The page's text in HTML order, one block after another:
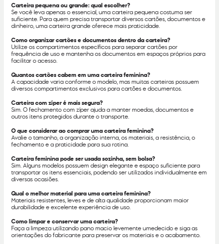
Carteira pequena ou grande: qual escolher?
Se você leva apenas o essencial, uma carteira pequena costuma ser
suficiente. Para quem precisa transportar diversos cartões, documentos e
dinheiro, uma carteira grande oferece mais praticidade.
Como organizar cartões e documentos dentro da carteira?
Utilize os compartimentos específicos para separar cartões por
frequência de uso e mantenha os documentos em espaços próprios para
facilitar o acesso.
Quantos cartões cabem em uma carteira feminina?
A capacidade varia conforme o modelo, mas muitas carteiras possuem
diversos compartimentos exclusivos para cartões e documentos.
Carteira com zíper é mais segura?
Sim. O fechamento com zíper ajuda a manter moedas, documentos e
outros itens protegidos durante o transporte.
O que considerar ao comprar uma carteira feminina?
Avalie o tamanho, a organização interna, os materiais, a resistência, o
fechamento e a praticidade para sua rotina.
Carteira feminina pode ser usada sozinha, sem bolsa?
Sim. Alguns modelos possuem design elegante e espaço suficiente para
transportar os itens essenciais, podendo ser utilizados individualmente em
diversas ocasiões.
Qual o melhor material para uma carteira feminina?
Materiais resistentes, leves e de alta qualidade proporcionam maior
durabilidade e excelente experiência de uso.
Como limpar e conservar uma carteira?
Faça a limpeza utilizando pano macio levemente umedecido e siga as
orientações do fabricante para preservar os materiais e o acabamento.